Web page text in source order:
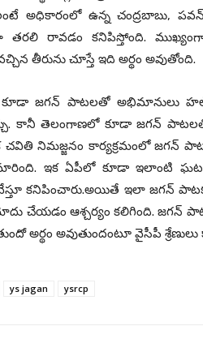
అధికారంలో ఉన్న చంద్రబాబు,
తరలి రావడం కనిపిస్తోంది.
తీరును చూస్తే ఇది అర్థం అవుతోంది.
జగన్ పాటలతో అభిమానులు హల్
కానీ తెలంగాణలో కూడా జగన్
నిమజ్జనం కార్యక్రమంలో జగన్
ఇక ఏపీలో కూడా ఇలాంటి
కనిపించారు.అయితే ఇలా జగన్ పాటకు
నమోదు చేయడం ఆశ్చర్యం కలిగింది.
అర్థం అవుతుందంటూ వైసీపీ శ్రేణులు
ys jagan ysrcp